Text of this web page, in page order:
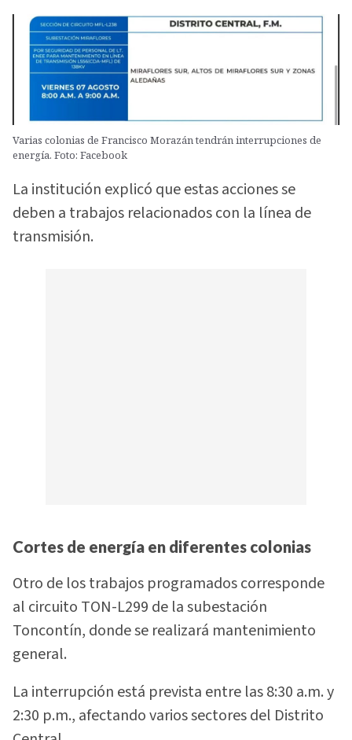
Varias colonias de Francisco Morazán tendrán interrupciones de
energía. Foto: Facebook
La institución explicó que estas acciones se
deben a trabajos relacionados con la línea de
transmisión.
Cortes de energía en diferentes colonias
Otro de los trabajos programados corresponde
al circuito TON-L299 de la subestación
Toncontín, donde se realizará mantenimiento
general.
La interrupción está prevista entre las 8:30 a.m. y
2:30 p.m., afectando varios sectores del Distrito